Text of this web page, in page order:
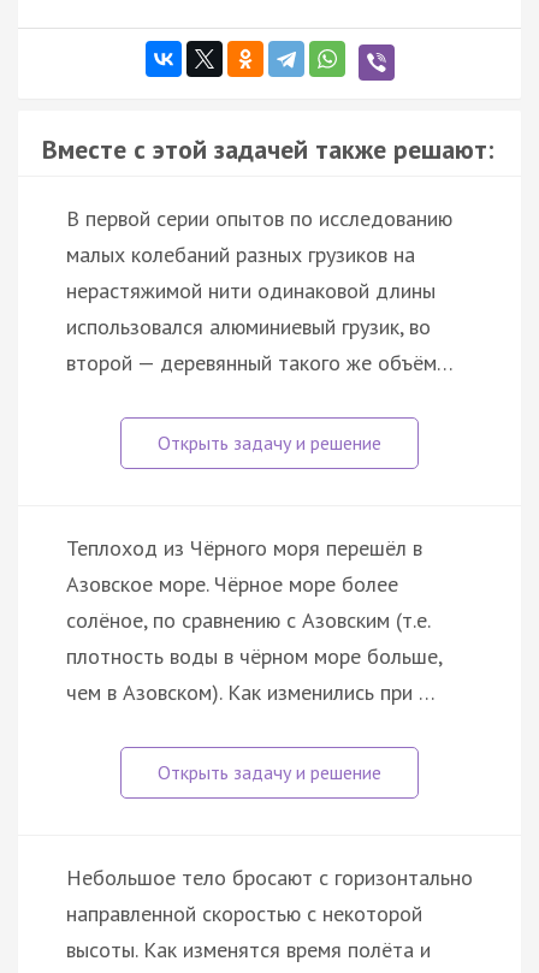
Вместе с этой задачей также решают:
В первой серии опытов по исследованию
малых колебаний разных грузиков на
нерастяжимой нити одинаковой длины
использовался алюминиевый грузик, во
второй — деревянный такого же объём…
Теплоход из Чёрного моря перешёл в
Азовское море. Чёрное море более
солёное, по сравнению с Азовским (т.е.
плотность воды в чёрном море больше,
чем в Азовском). Как изменились при …
Небольшое тело бросают с горизонтально
направленной скоростью с некоторой
высоты. Как изменятся время полёта и